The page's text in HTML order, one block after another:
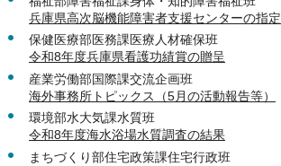
兵庫県高次脳機能障害者支援センターの指定
保健医療部医務課医療人材確保班
令和8年度兵庫県看護功績賞の贈呈
産業労働部国際課交流企画班
海外事務所トピックス（5月の活動報告等）
環境部水大気課水質班
令和8年度海水浴場水質調査の結果
まちづくり部住宅政策課住宅行政班